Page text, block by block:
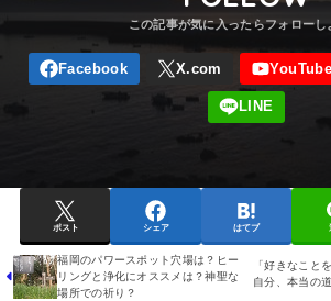
ポスト シェア はてブ
福岡のパワースポット穴場は？ヒー
リングと浄化にオススメは？神聖な
場所での祈り？
「好きなこと
自分、本当の